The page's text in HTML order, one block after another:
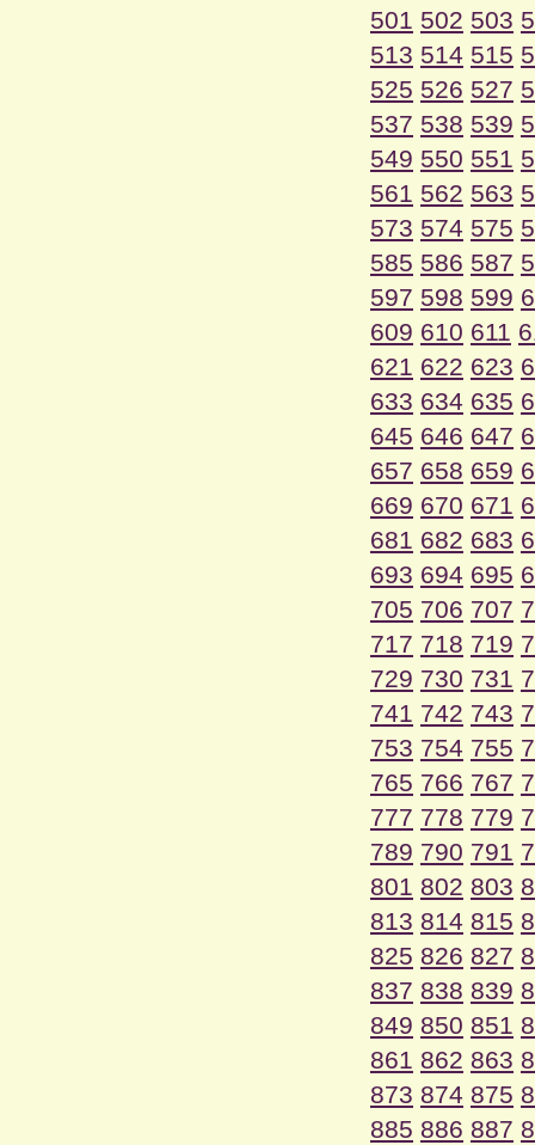
501 502 503
513 514 515
525 526 527
537 538 539
549 550 551
561 562 563
573 574 575
585 586 587
597 598 599
609 610 611
621 622 623
633 634 635
645 646 647
657 658 659
669 670 671
681 682 683
693 694 695
705 706 707
717 718 719
729 730 731
741 742 743
753 754 755
765 766 767
777 778 779
789 790 791
801 802 803
813 814 815
825 826 827
837 838 839
849 850 851
861 862 863
873 874 875
885 886 887